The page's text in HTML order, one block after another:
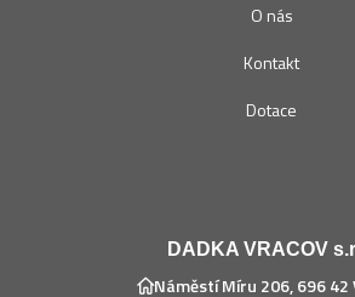
O nás
Kontakt
Dotace
DADKA VRACOV
Náměstí Míru 206, 696 42